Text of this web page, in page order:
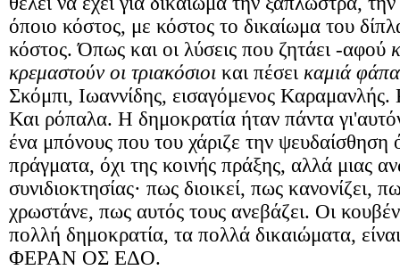
όποιο κόστος, με κόστος το δικαίωμα του
κόστος. Όπως και οι λύσεις που ζητάει -αφού
κρεμαστούν οι τριακόσιοι και πέσει καμιά
Σκόμπι, Ιωαννίδης, εισαγόμενος
Και ρόπαλα. Η δημοκρατία ήταν πάντα
ένα μπόνους που του χάριζε την ψευδαίσθηση
πράγματα, όχι της κοινής πράξης, αλλά μιας
συνιδιοκτησίας· πως διοικεί, πως κανονίζει,
χρωστάνε, πως αυτός τους ανεβάζει. Οι
πολλή δημοκρατία, τα πολλά δικαιώματα,
ΦΕΡΑΝ ΟΣ ΕΔΟ.